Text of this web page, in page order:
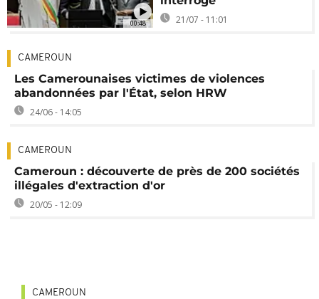
00:48 21/07 - 11:01
CAMEROUN
Les Camerounaises victimes de violences
abandonnées par l'État, selon HRW
24/06 - 14:05
CAMEROUN
Cameroun : découverte de près de 200 sociétés
illégales d'extraction d'or
20/05 - 12:09
CAMEROUN